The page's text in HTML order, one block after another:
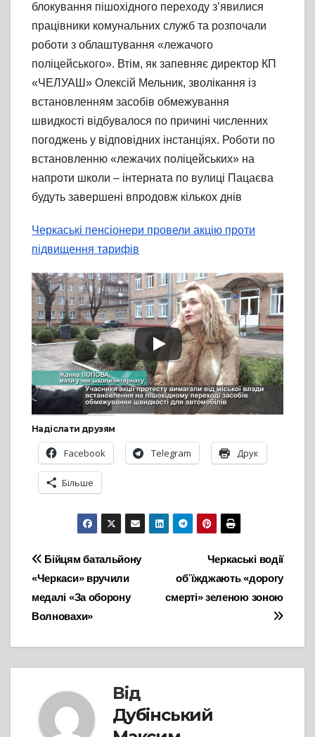
блокування пішохідного переходу з’явилися
працівники комунальних служб та розпочали
роботи з облаштування «лежачого
поліцейського». Втім, як запевняє директор КП
«ЧЕЛУАШ» Олексій Мельник, зволікання із
встановленням засобів обмежування
швидкості відбувалося по причині численних
погоджень у відповідних інстанціях. Роботи по
встановленню «лежачих поліцейських» на
напроти школи – інтерната по вулиці Пацаєва
будуть завершені впродовж кількох днів
Черкаські пенсіонери провели акцію проти
підвищення тарифів
Надіслати друзям
Facebook Telegram Друк
Більше
Навігація
записів
Черкаські водії
об᾽їжджають «дорогу
смерті» зеленою зоною
Бійцям батальйону
«Черкаси» вручили
медалі «За оборону
Волновахи»
Від
Дубінський